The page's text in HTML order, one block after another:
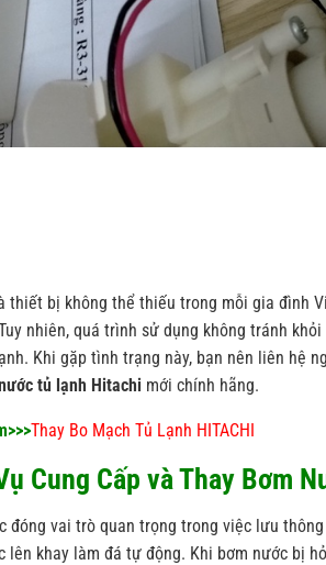
thiết bị không thể thiếu trong mỗi gia đình
nhiên, quá trình sử dụng không tránh
Khi gặp tình trạng này, bạn nên liên hệ
tủ lạnh Hitachi mới chính hãng.
Thay Bo Mạch Tủ Lạnh HITACHI
Cung Cấp và Thay Bơm
đóng vai trò quan trọng trong việc lưu
lên khay làm đá tự động. Khi bơm nước bị